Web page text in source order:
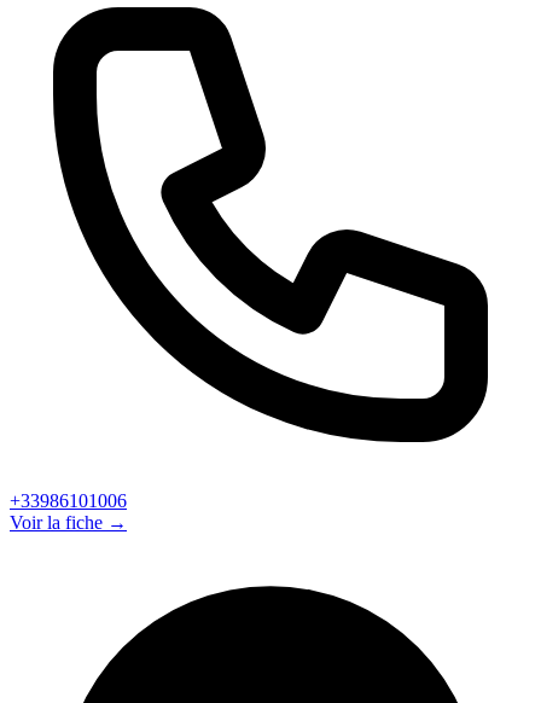
+33986101006
Voir la fiche →